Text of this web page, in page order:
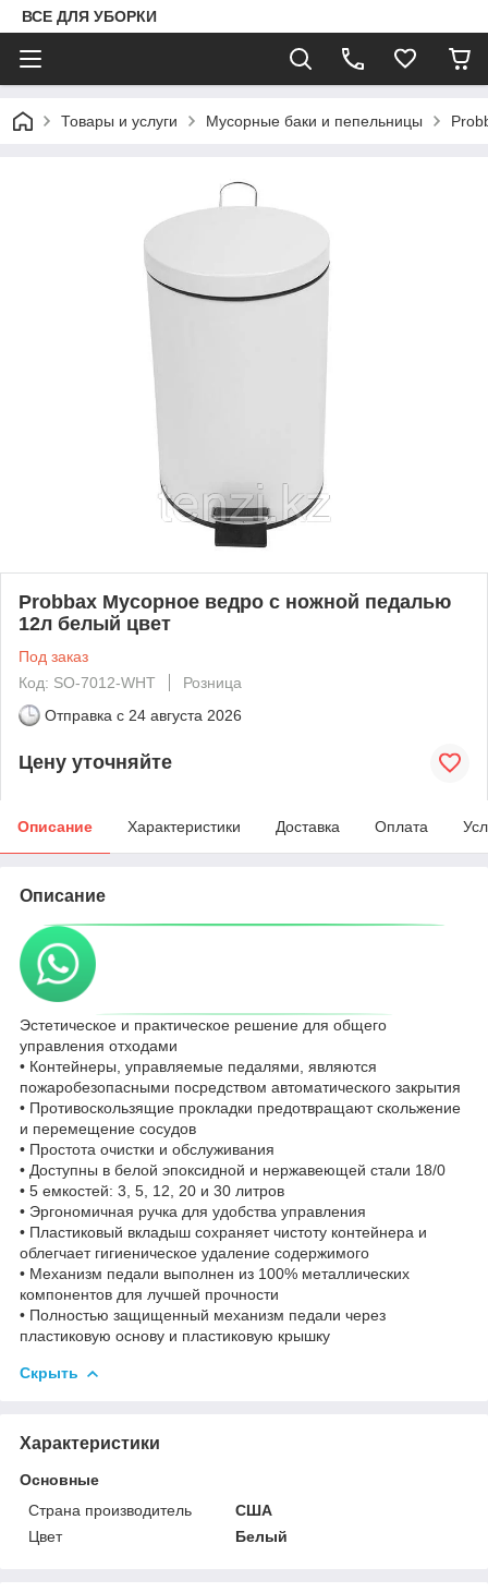
ВСЕ ДЛЯ УБОРКИ
Товары и услуги Мусорные баки и пепельницы
Probbax Мусорное ведро с ножной педалью
12л белый цвет
Под заказ
Код: SO-7012-WHT
Розница
Отправка с 24 августа 2026
Цену уточняйте
Описание Характеристики Доставка Оплата
Описание
Эстетическое и практическое решение для общего
управления отходами
• Контейнеры, управляемые педалями, являются
пожаробезопасными посредством автоматического закрытия
• Противоскользящие прокладки предотвращают скольжение
и перемещение сосудов
• Простота очистки и обслуживания
• Доступны в белой эпоксидной и нержавеющей стали 18/0
• 5 емкостей: 3, 5, 12, 20 и 30 литров
• Эргономичная ручка для удобства управления
• Пластиковый вкладыш сохраняет чистоту контейнера и
облегчает гигиеническое удаление содержимого
• Механизм педали выполнен из 100% металлических
компонентов для лучшей прочности
• Полностью защищенный механизм педали через
пластиковую основу и пластиковую крышку
Скрыть
Характеристики
Основные
Страна производитель
США
Цвет
Белый